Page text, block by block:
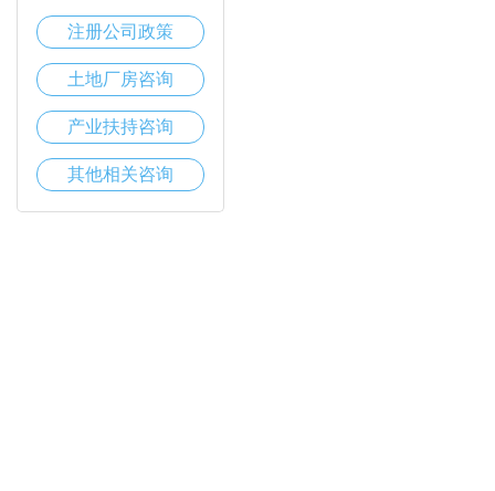
注册公司政策
土地厂房咨询
产业扶持咨询
其他相关咨询